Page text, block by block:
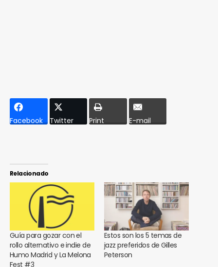
Facebook Twitter Print E-mail
Relacionado
Guía para gozar con el
rollo alternativo e indie de
Humo Madrid y La Melona
Fest #3
Estos son los 5 temas de
jazz preferidos de Gilles
Peterson